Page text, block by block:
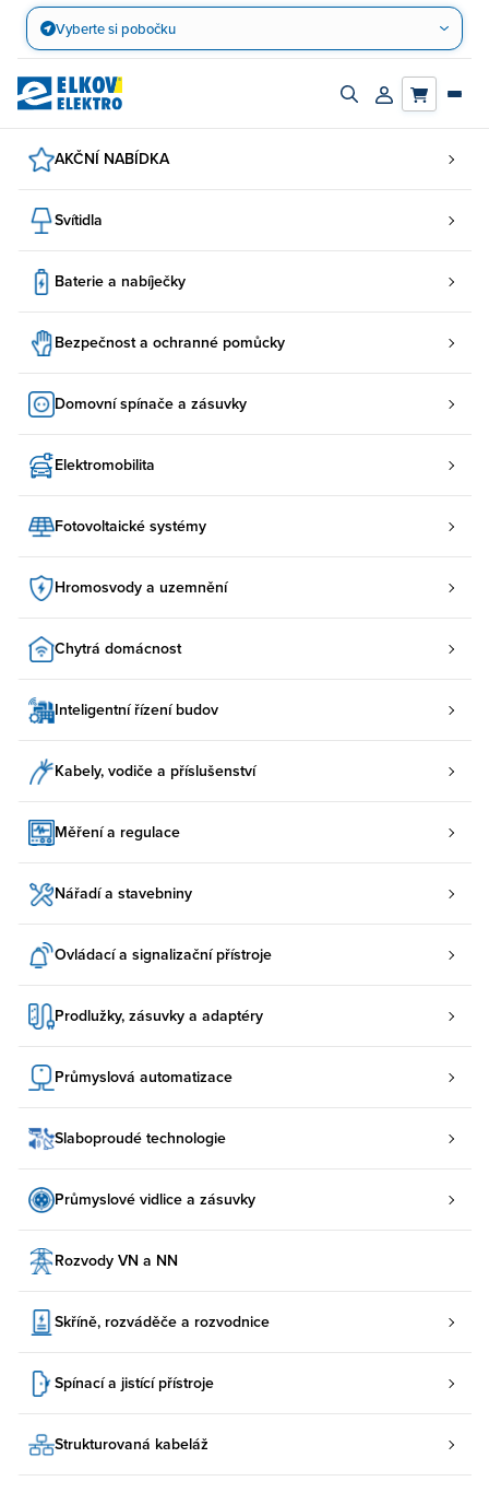
Přejít
obsah
Vyberte si pobočku
Zapnout/vypnout
Přihlásit/
AKČNÍ NABÍDKA
Svítidla
Baterie a nabíječky
Bezpečnost a ochranné pomůcky
Domovní spínače a zásuvky
Elektromobilita
Fotovoltaické systémy
Hromosvody a uzemnění
Chytrá domácnost
Inteligentní řízení budov
Kabely, vodiče a příslušenství
Měření a regulace
Nářadí a stavebniny
Ovládací a signalizační přístroje
Prodlužky, zásuvky a adaptéry
Průmyslová automatizace
Slaboproudé technologie
Průmyslové vidlice a zásuvky
Rozvody VN a NN
Skříně, rozváděče a rozvodnice
Spínací a jistící přístroje
Strukturovaná kabeláž